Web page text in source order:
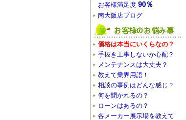
お客様満足度 90％
南大阪店ブログ
価格は本当にいくらなの？
手抜き工事しないか心配？
メンテナンスは大丈夫？
教えて業界用語！
相談の事例はどんな感じ？
何を聞かれるの？
ローンはあるの？
各メーカー展示場を教えて